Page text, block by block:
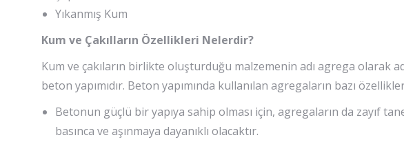
Yıkanmış Kum
Kum ve Çakılların Özellikleri Nelerdir?
Kum ve çakıların birlikte oluşturduğu malzemenin adı agrega olarak
beton yapımıdır. Beton yapımında kullanılan agregaların bazı
Betonun güçlü bir yapıya sahip olması için, agregaların da zayıf
basınca ve aşınmaya dayanıklı olacaktır.